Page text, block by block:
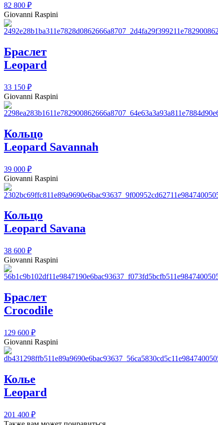
82 800 ₽
Giovanni Raspini
Браслет
Leopard
33 150 ₽
Giovanni Raspini
Кольцо
Leopard Savannah
39 000 ₽
Giovanni Raspini
Кольцо
Leopard Savana
38 600 ₽
Giovanni Raspini
Браслет
Crocodile
129 600 ₽
Giovanni Raspini
Колье
Leopard
201 400 ₽